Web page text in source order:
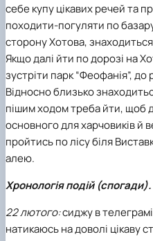
себе купу цікавих речей та
походити-погуляти по
сторону Хотова,
Якщо далі йти по дорозі на
зустріти парк “Феофанія”,
Відносно близько
пішим ходом треба йти, щоб
основного для харчовиків й
пройтись по лісу біля
алею.
Хронологія подій (спогади).
22 лютого:сиджу в
натикаюсь на доволі цікаву